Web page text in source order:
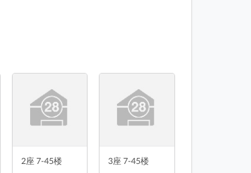
平面图
2座 7-45楼 3座 7-45楼